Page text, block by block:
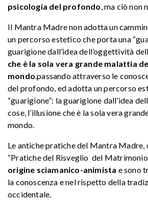
psicologia del profondo, ma ciò non
Il Mantra Madre non adotta un
un percorso estetico che porta una
guarigione dall’idea dell’oggettività
che è la sola vera grande malattia
mondo.passando attraverso le
del profondo, ed adotta un percorso
“guarigione”: la guarigione dall’idea
cose, l’illusione che è la sola vera
mondo.
Le antiche pratiche del Mantra Madre,
“Pratiche del Risveglio del
origine sciamanico-animista e sono
la conoscenza e nel rispetto della
occidentale.